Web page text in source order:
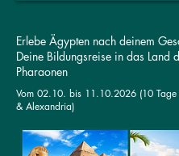
Erlebe Ägypten nach deinem
Deine Bildungsreise in das Land
Pharaonen
Vom 02.10. bis 11.10.2026 (10
& Alexandria)